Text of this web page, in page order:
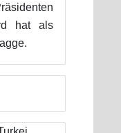
hat als